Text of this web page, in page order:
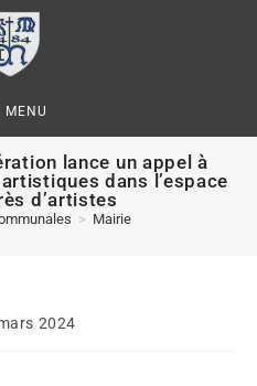
MENU
lance un appel à
dans l’espace
d’artistes
> Mairie
2024